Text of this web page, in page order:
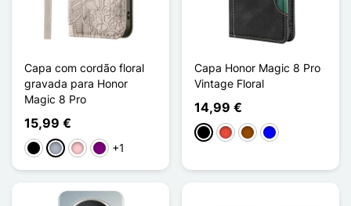
Capa com cordão floral
gravada para Honor
Magic 8 Pro
15,99 €
PretoCinzento
RosaPúrpura
+1
Capa Honor Magic 8 Pro
Vintage Floral
14,99 €
PretoVermelho
Castanho
Azul